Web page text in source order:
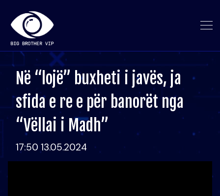
Në “lojë” buxheti i javës, ja
sfida e re e për banorët nga
“Vëllai i Madh”
17:50 13.05.2024